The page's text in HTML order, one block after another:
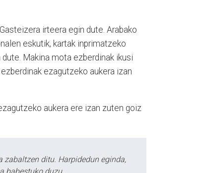
irteera egin dute. Arabako
eskutik, kartak inprimatzeko
Makina mota ezberdinak ikusi
ezagutzeko aukera izan
aukera ere izan zuten goiz
zabaltzen ditu. Harpidedun eginda,
babestuko duzu.